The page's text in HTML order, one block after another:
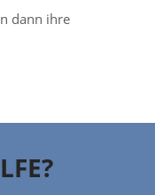
dann ihre